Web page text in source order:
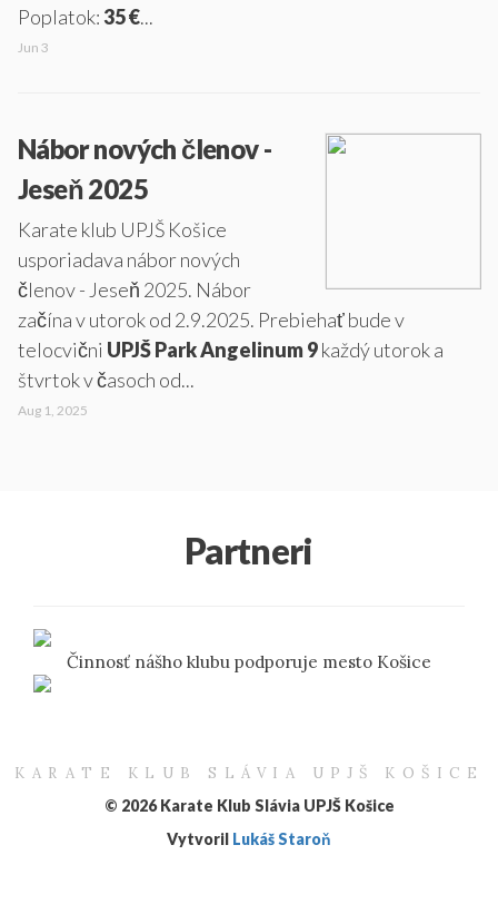
Poplatok: 35 €...
Jun 3
Nábor nových členov -
Jeseň 2025
Karate klub UPJŠ Košice
usporiadava nábor nových
členov - Jeseň 2025. Nábor
začína v utorok od 2.9.2025. Prebiehať bude v
telocvični UPJŠ Park Angelinum 9každý utorok a
štvrtok v časoch od...
Aug 1, 2025
Partneri
Činnosť nášho klubu podporuje mesto Košice
KARATE KLUB SLÁVIA UPJŠ KOŠICE
© 2026 Karate Klub Slávia UPJŠ Košice
Vytvoril Lukáš Staroň